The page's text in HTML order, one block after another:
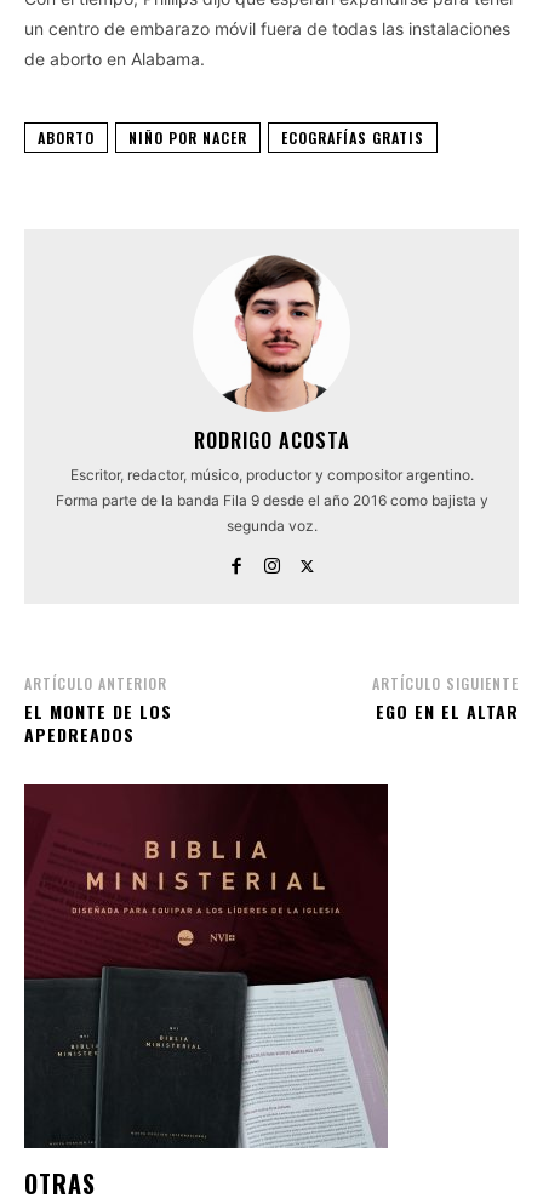
un centro de embarazo móvil fuera de todas las instalaciones
de aborto en Alabama.
ABORTO NIÑO POR NACER ECOGRAFÍAS GRATIS
RODRIGO ACOSTA
Escritor, redactor, músico, productor y compositor argentino.
Forma parte de la banda Fila 9 desde el año 2016 como bajista y
segunda voz.
ARTÍCULO ANTERIOR
EL MONTE DE LOS
APEDREADOS
ARTÍCULO SIGUIENTE
EGO EN EL ALTAR
OTRAS